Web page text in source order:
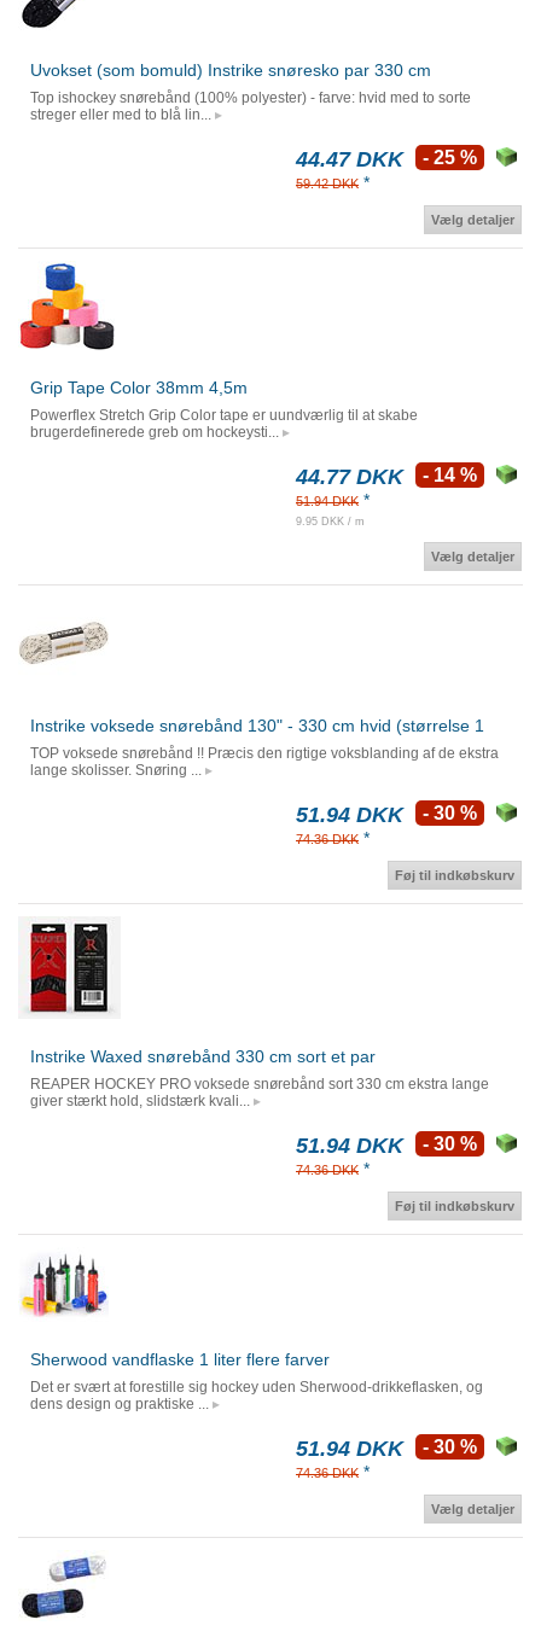
Uvokset (som bomuld) Instrike snøresko par 330 cm
Top ishockey snørebånd (100% polyester) - farve: hvid med to sorte
streger eller med to blå lin...
44.47 DKK
59.42 DKK *
- 25 %
Vælg detaljer
Grip Tape Color 38mm 4,5m
Powerflex Stretch Grip Color tape er uundværlig til at skabe
brugerdefinerede greb om hockeysti...
44.77 DKK
51.94 DKK *
9.95 DKK / m
- 14 %
Vælg detaljer
Instrike voksede snørebånd 130" - 330 cm hvid (størrelse 1
TOP voksede snørebånd !! Præcis den rigtige voksblanding af de ekstra
lange skolisser. Snøring ...
51.94 DKK
74.36 DKK *
- 30 %
Føj til indkøbskurv
Instrike Waxed snørebånd 330 cm sort et par
REAPER HOCKEY PRO voksede snørebånd sort 330 cm ekstra lange
giver stærkt hold, slidstærk kvali...
51.94 DKK
74.36 DKK *
- 30 %
Føj til indkøbskurv
Sherwood vandflaske 1 liter flere farver
Det er svært at forestille sig hockey uden Sherwood-drikkeflasken, og
dens design og praktiske ...
51.94 DKK
74.36 DKK *
- 30 %
Vælg detaljer